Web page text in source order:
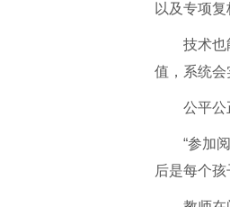
以及专项复
技术也
值，系统会
公平公
“参加
后是每个